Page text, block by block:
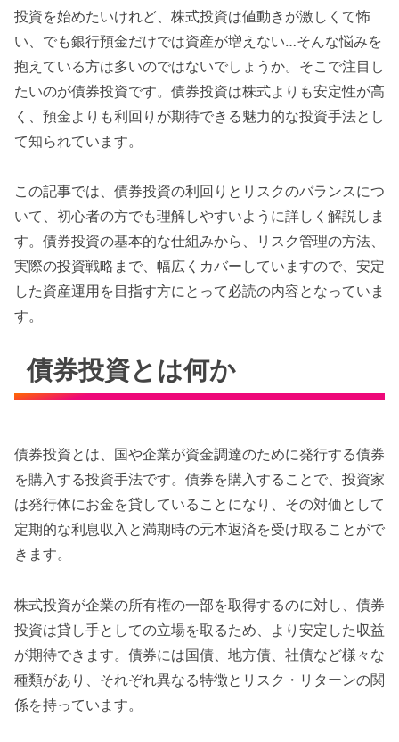
投資を始めたいけれど、株式投資は値動きが激しくて怖
い、でも銀行預金だけでは資産が増えない…そんな悩みを
抱えている方は多いのではないでしょうか。そこで注目し
たいのが債券投資です。債券投資は株式よりも安定性が高
く、預金よりも利回りが期待できる魅力的な投資手法とし
て知られています。
この記事では、債券投資の利回りとリスクのバランスにつ
いて、初心者の方でも理解しやすいように詳しく解説しま
す。債券投資の基本的な仕組みから、リスク管理の方法、
実際の投資戦略まで、幅広くカバーしていますので、安定
した資産運用を目指す方にとって必読の内容となっていま
す。
債券投資とは何か
債券投資とは、国や企業が資金調達のために発行する債券
を購入する投資手法です。債券を購入することで、投資家
は発行体にお金を貸していることになり、その対価として
定期的な利息収入と満期時の元本返済を受け取ることがで
きます。
株式投資が企業の所有権の一部を取得するのに対し、債券
投資は貸し手としての立場を取るため、より安定した収益
が期待できます。債券には国債、地方債、社債など様々な
種類があり、それぞれ異なる特徴とリスク・リターンの関
係を持っています。